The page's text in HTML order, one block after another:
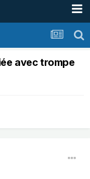
avec trompe